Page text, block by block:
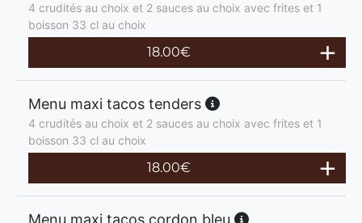
4 crudités au choix et 2 sauces au choix avec frites et 1
boisson 33 cl au choix
18.00€
Menu maxi tacos tenders
4 crudités au choix et 2 sauces au choix avec frites et 1
boisson 33 cl au choix
18.00€
Menu maxi tacos cordon bleu